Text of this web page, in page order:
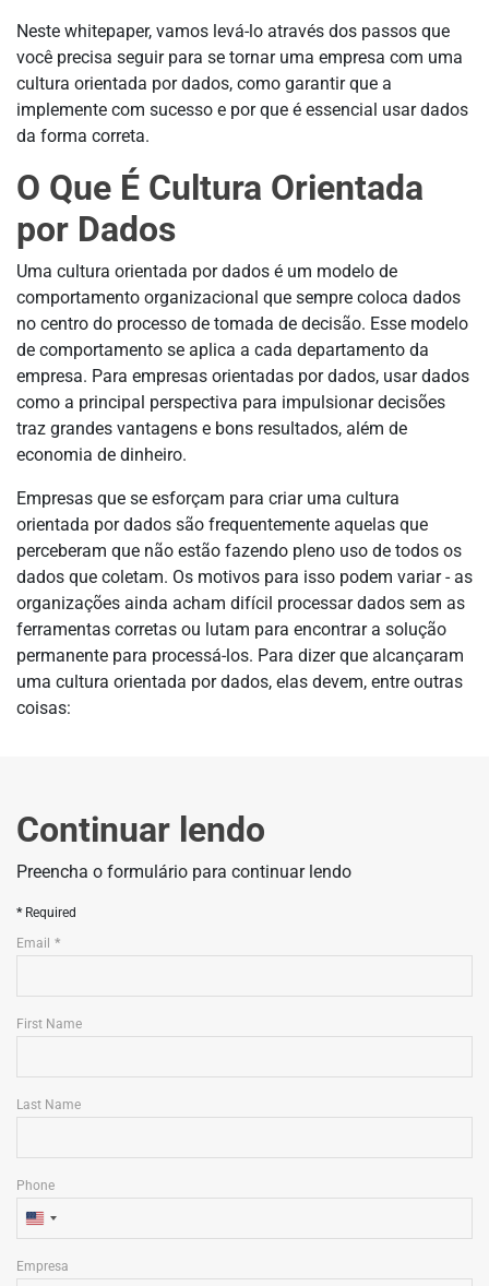
Neste whitepaper, vamos levá-lo através dos passos que
você precisa seguir para se tornar uma empresa com uma
cultura orientada por dados, como garantir que a
implemente com sucesso e por que é essencial usar dados
da forma correta.
O Que É Cultura Orientada
por Dados
Uma cultura orientada por dados é um modelo de
comportamento organizacional que sempre coloca dados
no centro do processo de tomada de decisão. Esse modelo
de comportamento se aplica a cada departamento da
empresa. Para empresas orientadas por dados, usar dados
como a principal perspectiva para impulsionar decisões
traz grandes vantagens e bons resultados, além de
economia de dinheiro.
Empresas que se esforçam para criar uma cultura
orientada por dados são frequentemente aquelas que
perceberam que não estão fazendo pleno uso de todos os
dados que coletam. Os motivos para isso podem variar - as
organizações ainda acham difícil processar dados sem as
ferramentas corretas ou lutam para encontrar a solução
permanente para processá-los. Para dizer que alcançaram
uma cultura orientada por dados, elas devem, entre outras
coisas:
Continuar lendo
Preencha o formulário para continuar lendo
Required
Email
First Name
Last Name
U
i
Phone
Empresa